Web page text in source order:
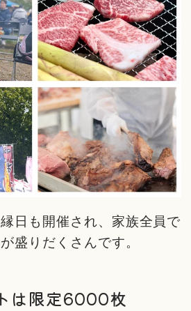
日も開催され、家族全員で
盛りだくさんです。
は限定6000枚